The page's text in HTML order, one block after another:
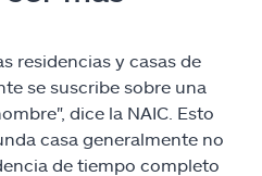
residencias y casas de
se suscribe sobre una
dice la NAIC. Esto
casa generalmente no
de tiempo completo